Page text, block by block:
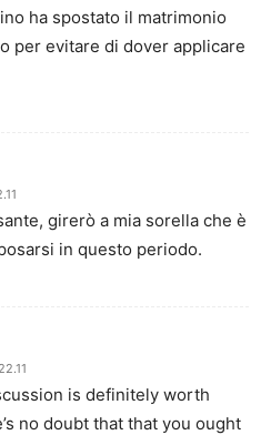
ha spostato il matrimonio
per evitare di dover applicare
girerò a mia sorella che è
in questo periodo.
is definitely worth
no doubt that that you ought